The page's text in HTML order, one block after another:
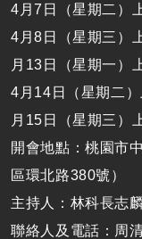
4月7日（星期二）
4月8日（星期三）
月13日（星期一）
4月14日（星期二
月15日（星期三）
開會地點：桃園市
區環北路380號）
主持人：林科長志
聯絡人及電話：周